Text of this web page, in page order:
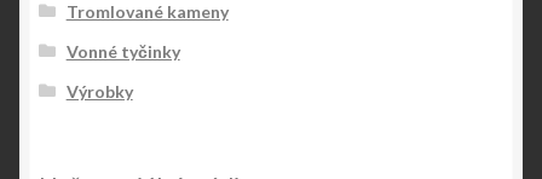
Tromlované kameny
Vonné tyčinky
Výrobky